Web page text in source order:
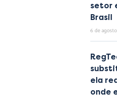
setor
Brasil
6 de
ela
onde